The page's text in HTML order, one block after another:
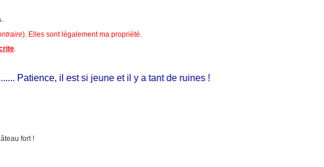
). Elles sont légalement ma propriété.
.
Patience, il est si jeune et il y a tant de ruines !